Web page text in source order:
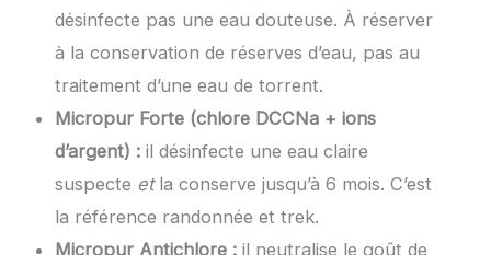
désinfecte pas une eau douteuse. À réserver
à la conservation de réserves d’eau, pas au
traitement d’une eau de torrent.
Micropur Forte (chlore DCCNa + ions
d’argent) : il désinfecte une eau claire
suspecte etla conserve jusqu’à 6 mois. C’est
la référence randonnée et trek.
Micropur Antichlore : il neutralise le goût de